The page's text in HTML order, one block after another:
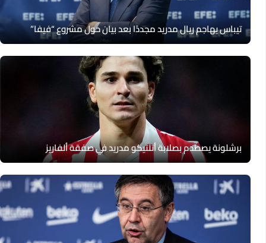
تيباس يهاجم ريال مدريد مجددًا بعد بيان حول مشروع “فيفا”
برشلونة يصطدم بصلابة أتلتيكو مدريد في صفقة ألفاريز